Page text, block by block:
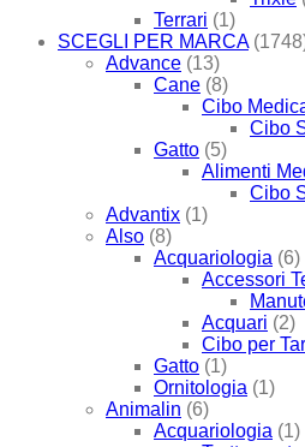
Terrari (1)
SCEGLI PER MARCA
Advance (13)
Cane (8)
Cibo
Cibo
Gatto (5)
Alimenti
Cibo
Advantix (1)
Also (8)
Acquariologia (6)
Accessori
Acquari (2)
Cibo per
Gatto (1)
Ornitologia (1)
Animalin (6)
Acquariologia (1)